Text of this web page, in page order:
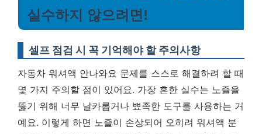
실수하지 않으려면!
셀프 점검 시 꼭 기억해야 할 주의사항
자동차 워셔액 안나와요 문제를 스스로 해결하려 할 때
몇 가지 주의할 점이 있어요. 가장 흔한 실수는 노즐을
뚫기 위해 너무 날카롭거나 뾰족한 도구를 사용하는 거
예요. 이렇게 하면 노즐이 손상되어 오히려 워셔액 분